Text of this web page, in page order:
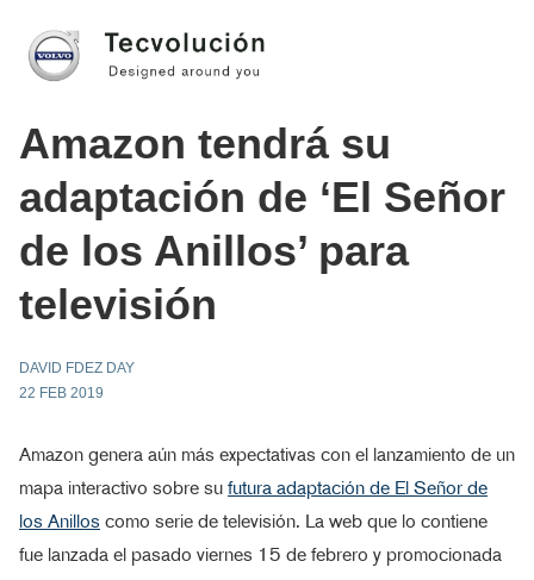
Amazon tendrá su
adaptación de ‘El Señor
de los Anillos’ para
televisión
DAVID FDEZ DAY
22 FEB 2019
Amazon genera aún más expectativas con el lanzamiento de un
mapa interactivo sobre su futura adaptación de El Señor de
los Anillos como serie de televisión. La web que lo contiene
fue lanzada el pasado viernes 15 de febrero y promocionada